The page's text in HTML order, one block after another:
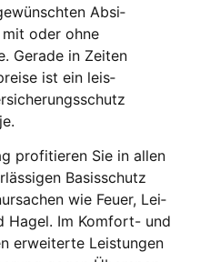
Absi­
oder ohne
Gera­de in Zei­ten
ist ein leis­
pro­fi­tie­ren Sie in allen
Basis­schutz
wie Feu­er, Lei­
Hagel. Im Kom­fort- und
erwei­ter­te Leis­tun­gen